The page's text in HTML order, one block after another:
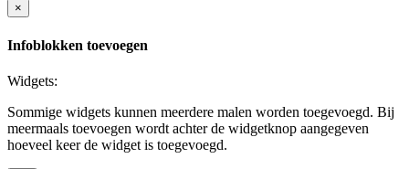
×
Infoblokken toevoegen
Widgets:
Sommige widgets kunnen meerdere malen worden toegevoegd. Bij
meermaals toevoegen wordt achter de widgetknop aangegeven
hoeveel keer de widget is toegevoegd.